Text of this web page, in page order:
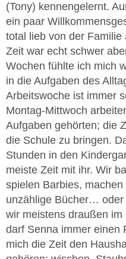
(Tony) kennengelernt.
ein paar
total lieb von der
Zeit war echt schwer
Wochen fühlte ich mich
in die Aufgaben des
Arbeitswoche ist immer
Montag-Mittwoch
Aufgaben gehörten; die
die Schule zu bringen.
Stunden in den
meiste Zeit mit ihr. Wir
spielen Barbies,
unzählige Bücher… oder
wir meistens draußen
darf Senna immer einen
mich die Zeit den